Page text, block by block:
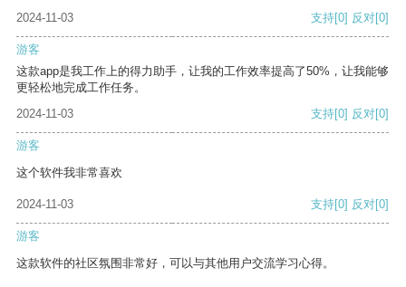
2024-11-03
支持[0] 反对[0]
游客
这款app是我工作上的得力助手，让我的工作效率提高了50%，让我能够
更轻松地完成工作任务。
2024-11-03
支持[0] 反对[0]
游客
这个软件我非常喜欢
2024-11-03 支持[0] 反对[0]
游客
这款软件的社区氛围非常好，可以与其他用户交流学习心得。